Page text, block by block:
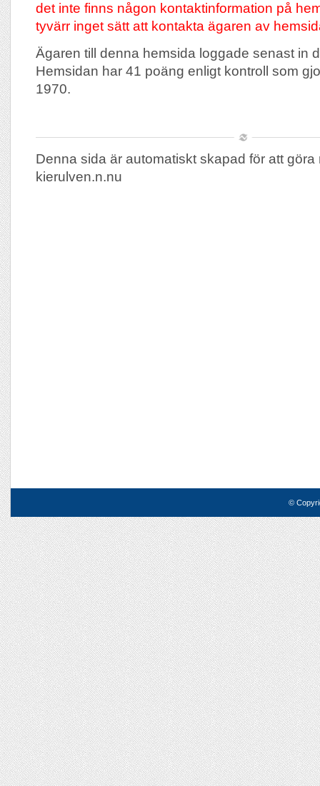
det inte finns någon kontaktinformation på
tyvärr inget sätt att kontakta ägaren av
Ägaren till denna hemsida loggade senast in
Hemsidan har 41 poäng enligt kontroll som
1970.
Denna sida är automatiskt skapad för att göra
kierulven.n.nu
©